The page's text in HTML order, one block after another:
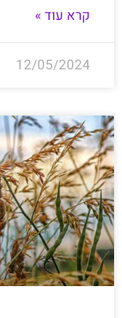
קרא עוד »
12/05/2024